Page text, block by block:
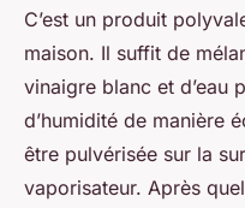
C’est un produit
maison. Il suffit de
vinaigre blanc et d’eau
d’humidité de manière
être pulvérisée sur la
vaporisateur. Après